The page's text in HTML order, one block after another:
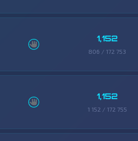
1,152
806 / 172 753
1,152
1 152 / 172 755